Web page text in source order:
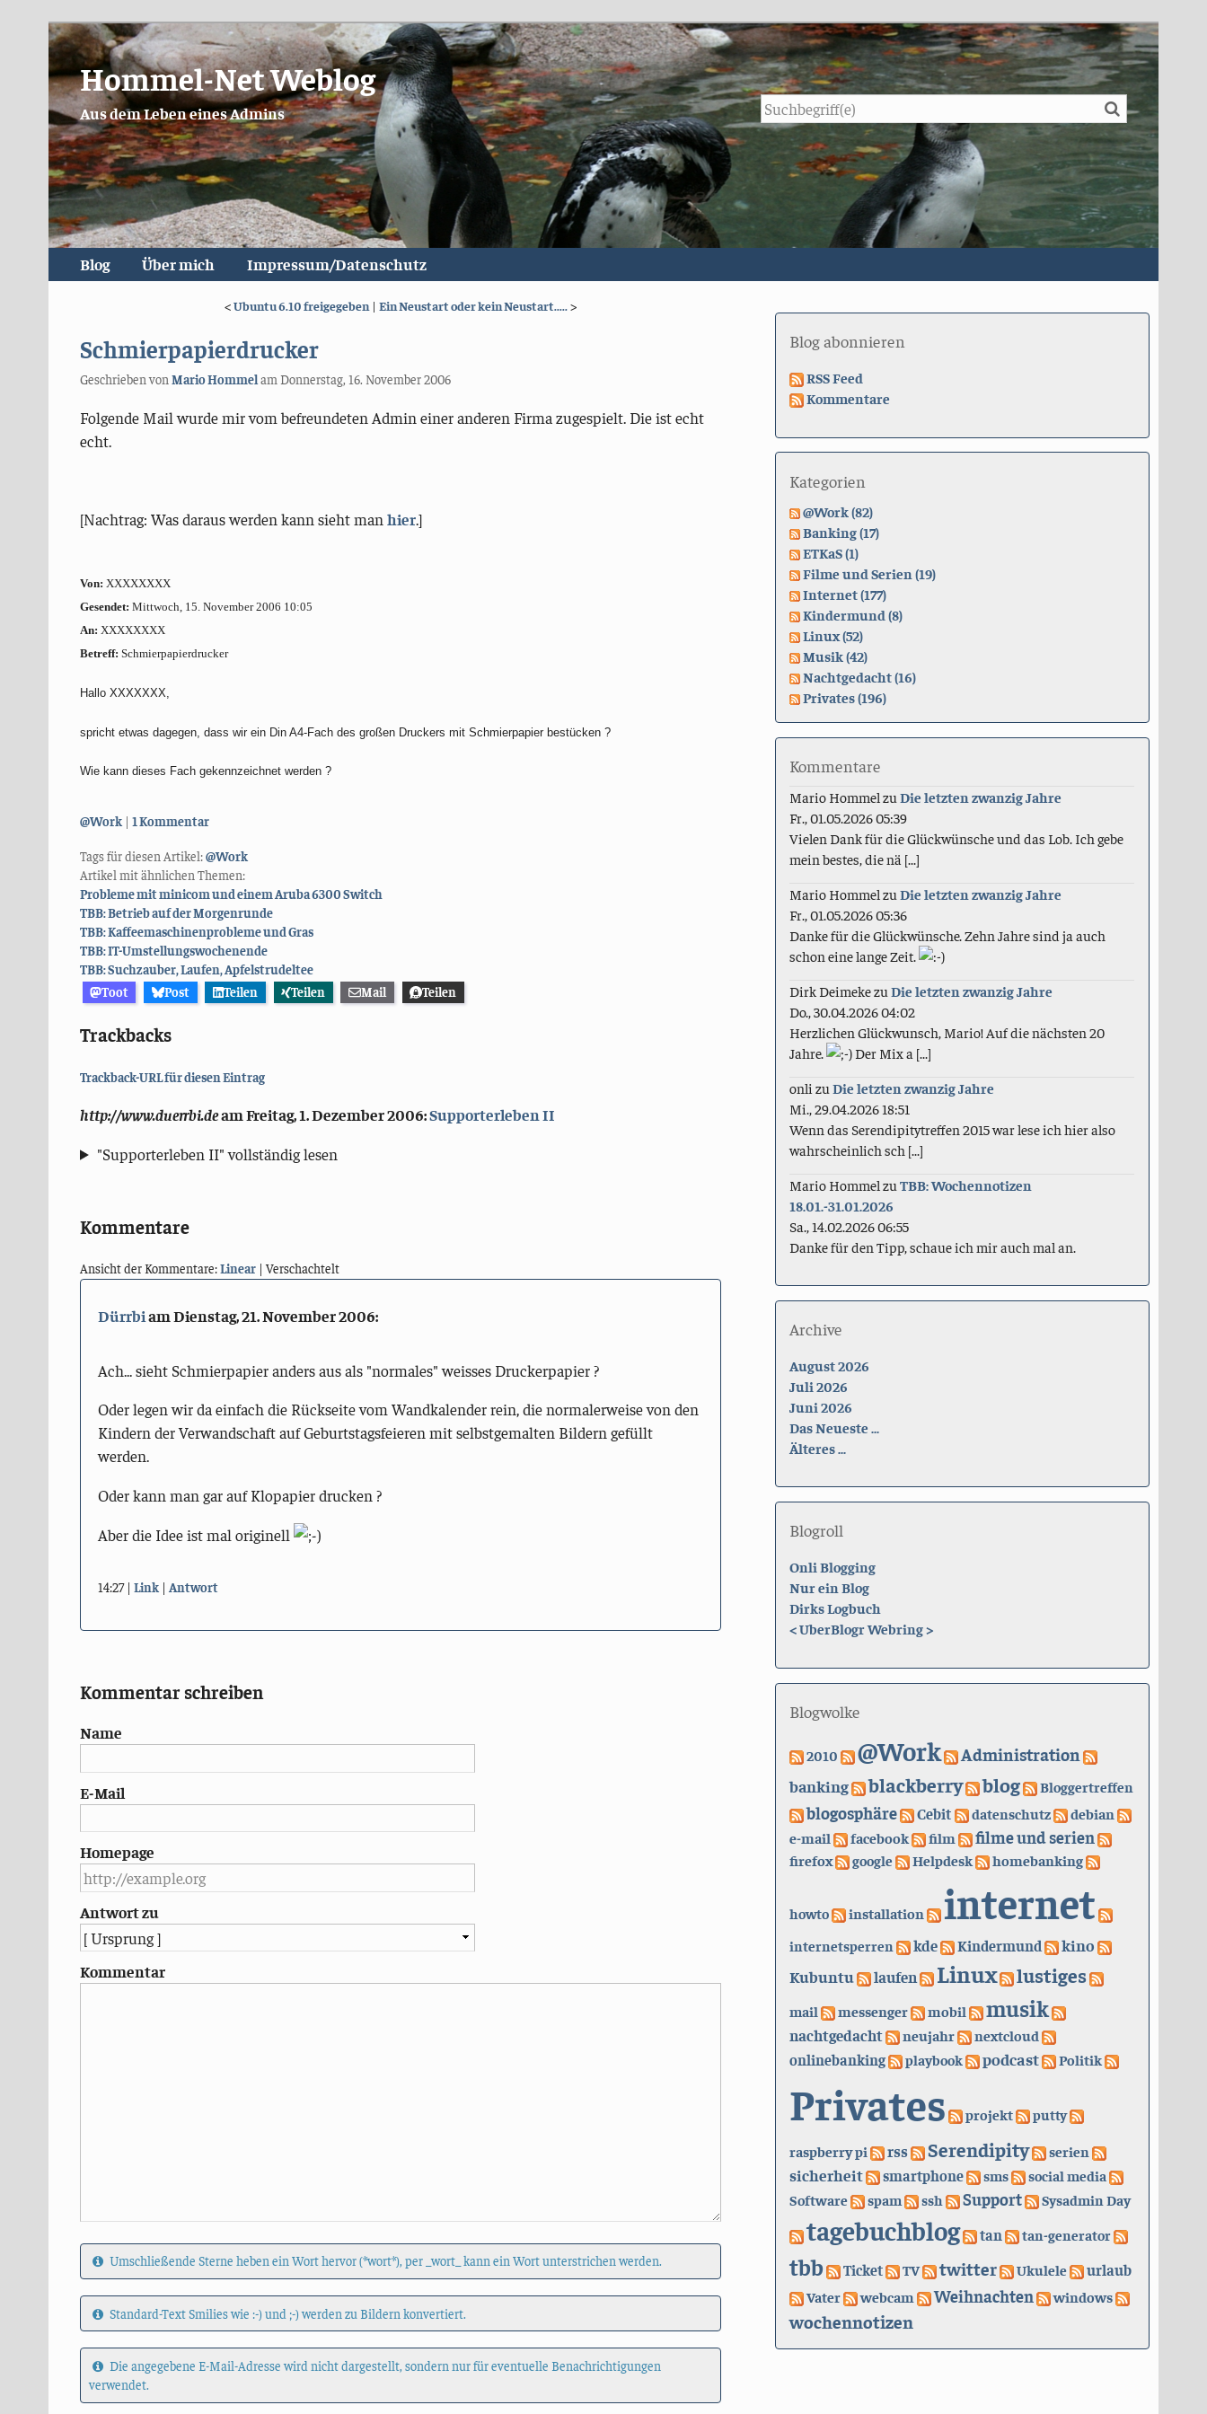
Hommel-Net Weblog
Aus dem Leben eines Admins Suche
Blog Über mich Impressum/Datenschutz
<Ubuntu 6.10 freigegeben | Ein Neustart oder kein Neustart.....>
Schmierpapierdrucker
Geschrieben von Mario Hommelam Donnerstag, 16. November 2006
Folgende Mail wurde mir vom befreundeten Admin einer anderen Firma zugespielt. Die ist echt
echt.
[Nachtrag: Was daraus werden kann sieht man hier.]
Von: XXXXXXXX
Gesendet: Mittwoch, 15. November 2006 10:05
An: XXXXXXXX
Betreff: Schmierpapierdrucker
Hallo XXXXXXX,
spricht etwas dagegen, dass wir ein Din A4-Fach des großen Druckers mit Schmierpapier bestücken ?
Wie kann dieses Fach gekennzeichnet werden ?
Kategorien:
@Work 1 Kommentar
Tags für diesen Artikel:@Work
Artikel mit ähnlichen Themen:
Probleme mit minicom und einem Aruba 6300 Switch
TBB: Betrieb auf der Morgenrunde
TBB: Kaffeemaschinenprobleme und Gras
TBB: IT-Umstellungswochenende
TBB: Suchzauber, Laufen, Apfelstrudeltee
Toot
Post Teilen Teilen Mail Teilen
Trackbacks
Trackback-URL für diesen Eintrag
http://www.duerrbi.deamFreitag, 1. Dezember 2006:Supporterleben II
"Supporterleben II" vollständig lesen
Kommentare
Ansicht der Kommentare:Linear| Verschachtelt
DürrbiamDienstag, 21. November 2006:
Ach... sieht Schmierpapier anders aus als "normales" weisses Druckerpapier ?
Oder legen wir da einfach die Rückseite vom Wandkalender rein, die normalerweise von den
Kindern der Verwandschaft auf Geburtstagsfeieren mit selbstgemalten Bildern gefüllt
werden.
Oder kann man gar auf Klopapier drucken ?
Aber die Idee ist mal originell
14:27 Link Antwort
Kommentar schreiben
Name
E-Mail
Homepage
Antwort zu
Kommentar
Umschließende Sterne heben ein Wort hervor (*wort*), per _wort_ kann ein Wort unterstrichen werden.
Standard-Text Smilies wie :-) und ;-) werden zu Bildern konvertiert.
Die angegebene E-Mail-Adresse wird nicht dargestellt, sondern nur für eventuelle Benachrichtigungen
verwendet.
Blog abonnieren
RSS Feed
Kommentare
Kategorien
@Work (82)
Banking (17)
ETKaS (1)
Filme und Serien (19)
Internet (177)
Kindermund (8)
Linux (52)
Musik (42)
Nachtgedacht (16)
Privates (196)
Kommentare
Mario Hommel zuDie letzten zwanzig Jahre
Fr., 01.05.2026 05:39
Vielen Dank für die Glückwünsche und das Lob. Ich gebe
mein bestes, die nä [...]
Mario Hommel zuDie letzten zwanzig Jahre
Fr., 01.05.2026 05:36
Danke für die Glückwünsche. Zehn Jahre sind ja auch
schon eine lange Zeit.
Dirk DeimekezuDie letzten zwanzig Jahre
Do., 30.04.2026 04:02
Herzlichen Glückwunsch, Mario! Auf die nächsten 20
Jahre.
Der Mix a [...]
onli zuDie letzten zwanzig Jahre
Mi., 29.04.2026 18:51
Wenn das Serendipitytreffen 2015 war lese ich hier also
wahrscheinlich sch [...]
Mario Hommel zuTBB: Wochennotizen
18.01.-31.01.2026
Sa., 14.02.2026 06:55
Danke für den Tipp, schaue ich mir auch mal an.
Archive
August 2026
Juli 2026
Juni 2026
Das Neueste ...
Älteres ...
Blogroll
Onli Blogging
Nur ein Blog
Dirks Logbuch
<UberBlogr Webring>
Blogwolke
2010 @Work Administration
banking blackberry blog Bloggertreffen
blogosphäre Cebit datenschutz
debian
e-mail
facebook film filme und serien
firefox google Helpdesk homebanking
howto installation internet
internetsperren kde Kindermund
kino
Kubuntu
laufen Linux lustiges
mail messenger mobil musik
nachtgedacht neujahr nextcloud
onlinebanking playbook podcast Politik
Privates projekt putty
raspberry pi rss Serendipity serien
sicherheit smartphone sms
social media
Software
spam ssh Support Sysadmin Day
tagebuchblog tan tan-generator
tbb Ticket TV twitter Ukulele urlaub
Vater webcam Weihnachten windows
wochennotizen